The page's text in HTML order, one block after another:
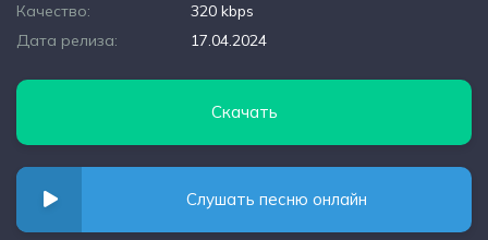
Качество:
320 kbps
Дата релиза:
17.04.2024
Скачать
Слушать песню онлайн